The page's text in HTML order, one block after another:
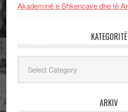
Akademinë e Shkencave dhe të
KATEGORITË
ARKIV